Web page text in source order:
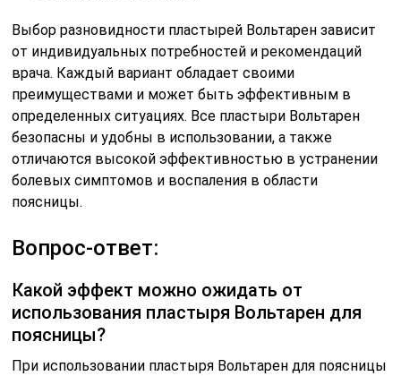
Выбор разновидности пластырей Вольтарен зависит
от индивидуальных потребностей и рекомендаций
врача. Каждый вариант обладает своими
преимуществами и может быть эффективным в
определенных ситуациях. Все пластыри Вольтарен
безопасны и удобны в использовании, а также
отличаются высокой эффективностью в устранении
болевых симптомов и воспаления в области
поясницы.
Вопрос-ответ:
Какой эффект можно ожидать от
использования пластыря Вольтарен для
поясницы?
При использовании пластыря Вольтарен для поясницы